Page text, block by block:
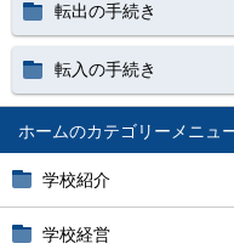
ホーム
学校紹介
学校経営
転出の手続き
転入の手続き